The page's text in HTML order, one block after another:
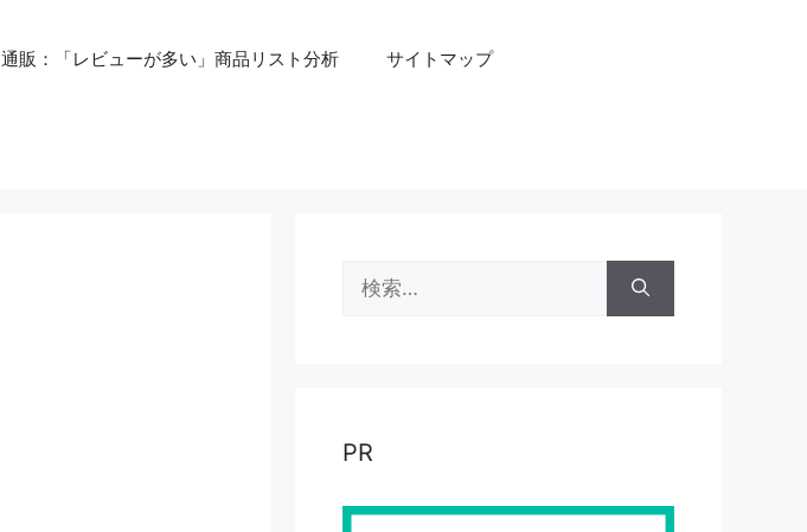
通販：「レビューが多い」商品リスト分析 サイトマップ
索:
PR